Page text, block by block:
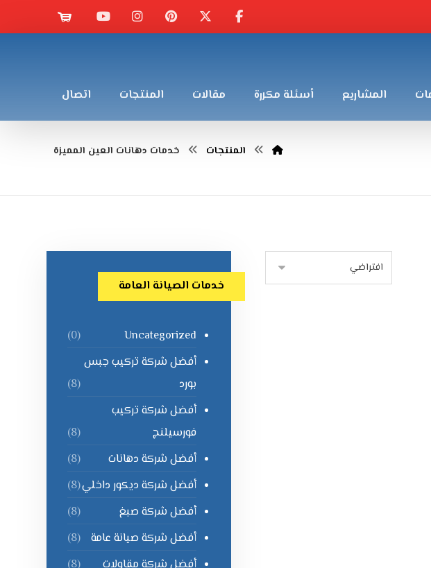
المشاريع أسئلة مكررة مقالات المنتجات اتصال
المنتجات خدمات دهانات العين المميزة
خدمات الصيانة العامة
Uncategorized
(0)
أفضل شركة تركيب جبس
بورد
(8)
أفضل شركة تركيب
فورسيلنج
(8)
أفضل شركة دهانات
(8)
أفضل شركة ديكور داخلي(8)
أفضل شركة صبغ
(8)
أفضل شركة صيانة عامة
(8)